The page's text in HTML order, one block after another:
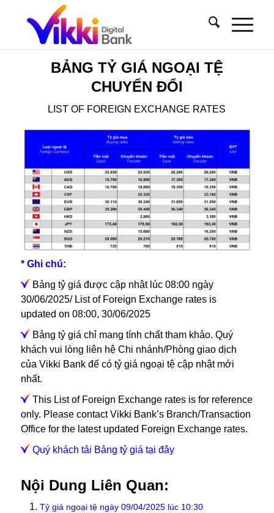
BẢNG TỶ GIÁ NGOẠI TỆ
CHUYỂN ĐỔI
LIST OF FOREIGN EXCHANGE RATES
* Ghi chú:
Bảng tỷ giá được cập nhật lúc 08:00 ngày
30/06/2025/ List of Foreign Exchange rates is
updated on 08:00, 30/06/2025
Bảng tỷ giá chỉ mang tính chất tham khảo. Quý
khách vui lòng liên hệ Chi nhánh/Phòng giao dịch
của Vikki Bank để có tỷ giá ngoại tệ cập nhật mới
nhất.
This List of Foreign Exchange rates is for reference
only. Please contact Vikki Bank’s Branch/Transaction
Office for the latest updated Foreign Exchange rates.
Quý khách tải Bảng tỷ giá tại đây
Nội Dung Liên Quan:
Tỷ giá ngoại tệ ngày 09/04/2025 lúc 10:30